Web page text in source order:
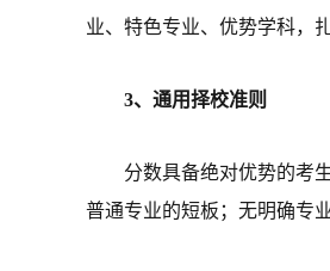
业、特色专业、优势学科，
3、通用择校准则
分数具备绝对优势的考
普通专业的短板；无明确专